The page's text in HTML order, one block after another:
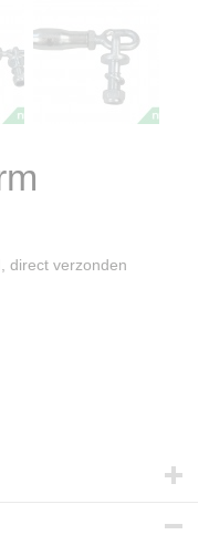
direct verzonden